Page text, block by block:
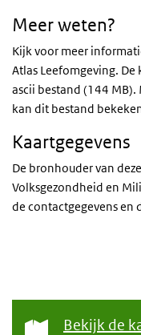
Meer weten?
Kijk voor meer
Atlas Leefomgeving. De
ascii bestand (144 MB).
kan dit bestand
Kaartgegevens
De bronhouder van
Volksgezondheid en
de contactgegevens en
Bekijk de